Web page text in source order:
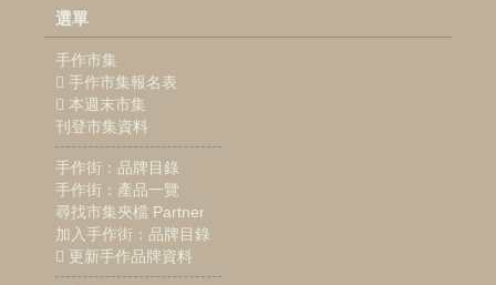
選單
手作市集
手作市集報名表
本週末市集
刊登市集資料
手作街：品牌目錄
手作街：產品一覽
尋找市集夾檔 Partner
加入手作街：品牌目錄
更新手作品牌資料